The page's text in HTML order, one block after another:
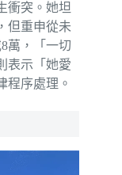
衝突。她坦
但重申從未
萬，「一切
表示「她愛
程序處理。